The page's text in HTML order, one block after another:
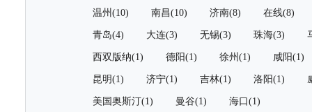
温州(10) 南昌(10) 济南(8) 在线(8)
青岛(4) 大连(3) 无锡(3) 珠海(3)
西双版纳(1) 德阳(1) 徐州(1) 咸阳(1)
昆明(1) 济宁(1) 吉林(1) 洛阳(1)
美国奥斯汀(1) 曼谷(1) 海口(1)